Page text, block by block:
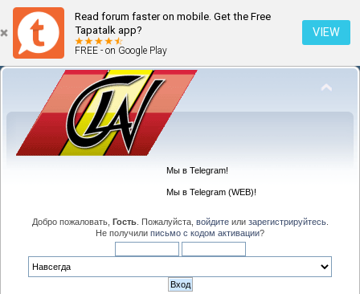
Read forum faster on mobile. Get the Free
Tapatalk app?
FREE - on Google Play
VIEW
Мы в Telegram!
Мы в Telegram (WEB)!
Добро пожаловать, Гость. Пожалуйста, войдитеили зарегистрируйтесь.
Не получили письмо с кодом активации?